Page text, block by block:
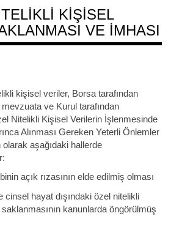
KIŞISEL
VE İMHASI
kişisel veriler, Borsa tarafından
ve Kurul tarafından
Nitelikli Kişisel Verilerin İşlenmesinde
Alınması Gereken Yeterli Önlemler
olarak aşağıdaki hallerde
açık rızasının elde edilmiş olması
hayat dışındaki özel nitelikli
kanunlarda öngörülmüş